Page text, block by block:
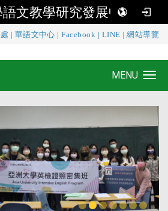
文教學研究發展中心
華語文中心 |Facebook LINE |網站導覽
文教學研究發展中心
MENU